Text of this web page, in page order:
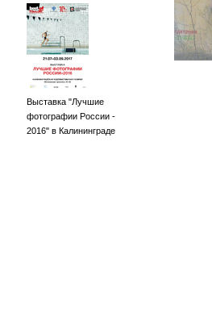
Выставка "Лучшие
фотографии России -
2016" в Калининграде